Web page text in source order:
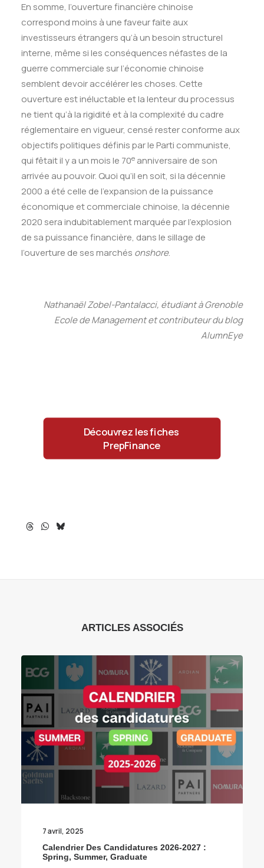
En somme, l’ouverture financière chinoise
correspond moins à une faveur faite aux
investisseurs étrangers qu’à un besoin structurel
interne, même si les conséquences néfastes de la
guerre commerciale sur l’économie chinoise
semblent devoir accélérer les choses. Cette
ouverture est inéluctable et la lenteur du processus
ne tient qu’à la rigidité et à la complexité du cadre
réglementaire en vigueur, censé rester conforme aux
objectifs politiques définis par le Parti communiste,
qui fêtait il y a un mois le 70e anniversaire de son
arrivée au pouvoir. Quoi qu’il en soit, si la décennie
2000 a été celle de l’expansion de la puissance
économique et commerciale chinoise, la décennie
2020 sera indubitablement marquée par l’explosion
de sa puissance financière, dans le sillage de
l’ouverture de ses marchés onshore.
Nathanaël Zobel-Pantalacci, étudiant à Grenoble
Ecole de Management et contributeur du blog
AlumnEye
Découvrez les fiches
PrepFinance
ARTICLES ASSOCIÉS
7 avril, 2025
Calendrier Des Candidatures 2026-2027 :
Spring, Summer, Graduate